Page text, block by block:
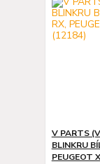
V PARTS
BLINKRU
PEUGEOT